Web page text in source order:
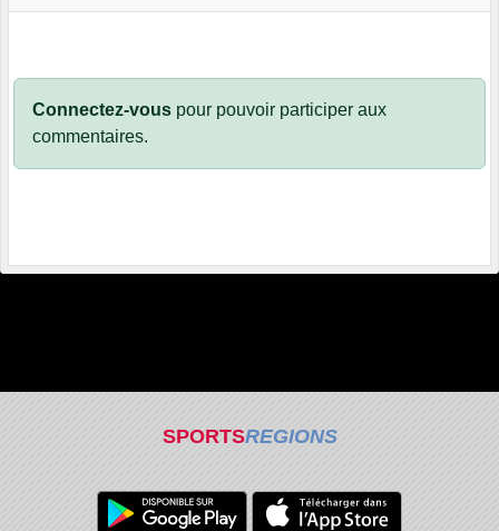
Connectez-vous pour pouvoir participer aux
commentaires.
SPORTSREGIONS